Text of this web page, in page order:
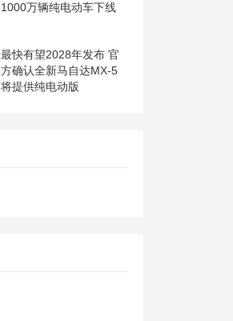
1000万辆纯电动车下线
最快有望2028年发布 官
方确认全新马自达MX-5
将提供纯电动版